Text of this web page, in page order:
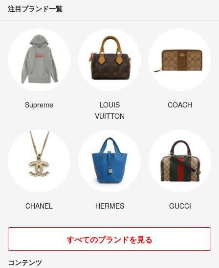
注目ブランド一覧
Supreme
LOUIS
VUITTON
COACH
CHANEL HERMES GUCCI
すべてのブランドを見る
コンテンツ